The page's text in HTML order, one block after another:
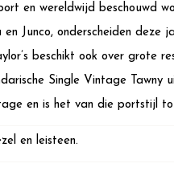
en wereldwijd beschouwd
Junco, onderscheiden deze
beschikt ook over grote
Single Vintage
en is het van die portstijl
en leisteen.